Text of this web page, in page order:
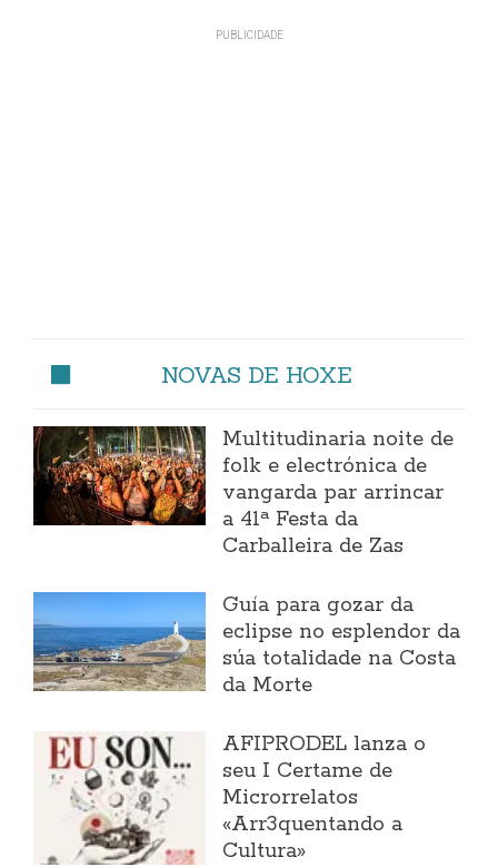
NOVAS DE HOXE
Multitudinaria noite de
folk e electrónica de
vangarda par arrincar
a 41ª Festa da
Carballeira de Zas
Guía para gozar da
eclipse no esplendor da
súa totalidade na Costa
da Morte
AFIPRODEL lanza o
seu I Certame de
Microrrelatos
«Arr3quentando a
Cultura»